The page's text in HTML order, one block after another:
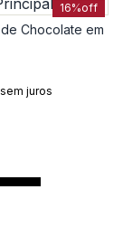
16%off
Chocolate em
juros